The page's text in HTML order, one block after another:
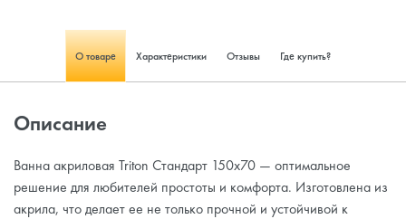
О товаре Характеристики Отзывы Где купить?
Описание
Ванна акриловая Triton Стандарт 150x70 — оптимальное
решение для любителей простоты и комфорта. Изготовлена из
акрила, что делает ее не только прочной и устойчивой к